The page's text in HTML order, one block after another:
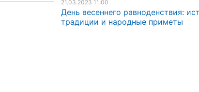
21.03.2023 11:00
День весеннего равноденствия:
традиции и народные приметы